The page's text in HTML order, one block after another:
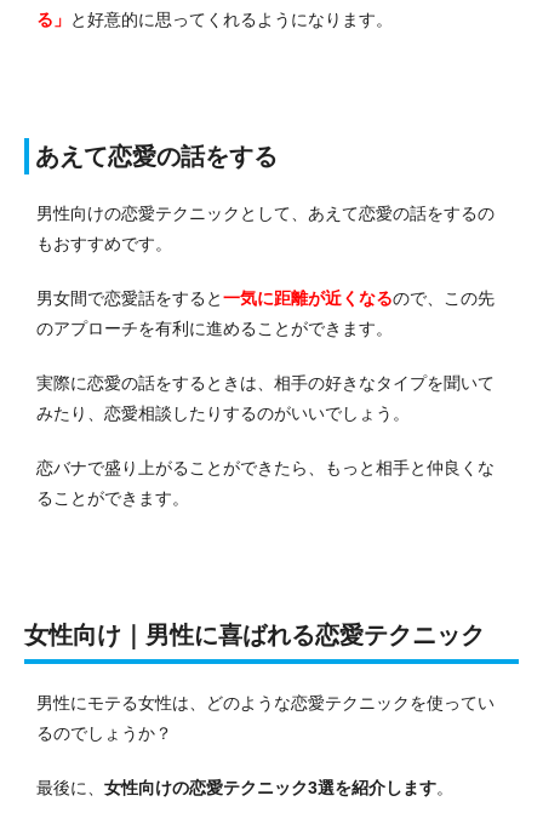
る」 と好意的に思ってくれるようになります。
あえて恋愛の話をする
男性向けの恋愛テクニックとして、あえて恋愛の話をするの
もおすすめです。
男女間で恋愛話をすると一気に距離が近くなるので、この先
のアプローチを有利に進めることができます。
実際に恋愛の話をするときは、相手の好きなタイプを聞いて
みたり、恋愛相談したりするのがいいでしょう。
恋バナで盛り上がることができたら、もっと相手と仲良くな
ることができます。
女性向け｜男性に喜ばれる恋愛テクニック
男性にモテる女性は、どのような恋愛テクニックを使ってい
るのでしょうか？
最後に、 女性向けの恋愛テクニック3選を紹介します。